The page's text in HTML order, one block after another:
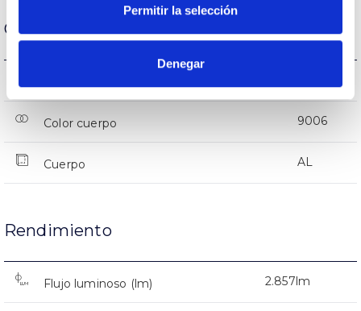
Permitir la selección
Denegar
Carcasa y Acabado
Color cuerpo 9006
Cuerpo AL
Rendimiento
Flujo luminoso (lm) 2.857lm